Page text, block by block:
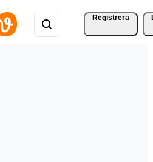
Registrera